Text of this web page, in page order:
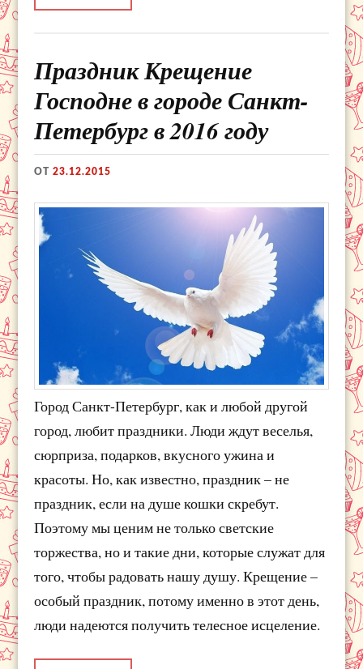
Праздник Крещение
Господне в городе Санкт-
Петербург в 2016 году
ОТ23.12.2015
Город Санкт-Петербург, как и любой другой
город, любит праздники. Люди ждут веселья,
сюрприза, подарков, вкусного ужина и
красоты. Но, как известно, праздник – не
праздник, если на душе кошки скребут.
Поэтому мы ценим не только светские
торжества, но и такие дни, которые служат для
того, чтобы радовать нашу душу. Крещение –
особый праздник, потому именно в этот день,
люди надеются получить телесное исцеление.